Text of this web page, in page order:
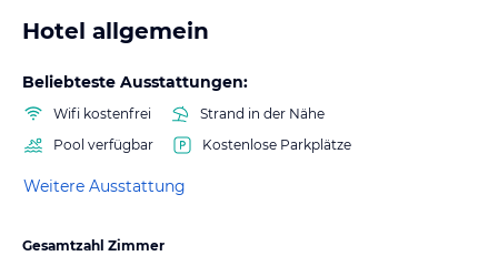
Hotel allgemein
Beliebteste Ausstattungen:
Wifi kostenfrei
Strand in der Nähe
Pool verfügbar
Kostenlose Parkplätze
Weitere Ausstattung
Gesamtzahl Zimmer